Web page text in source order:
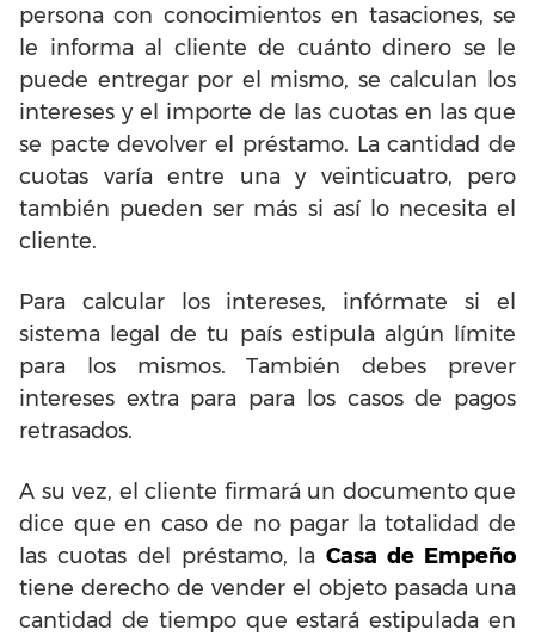
persona con conocimientos en tasaciones, se
le informa al cliente de cuánto dinero se le
puede entregar por el mismo, se calculan los
intereses y el importe de las cuotas en las que
se pacte devolver el préstamo. La cantidad de
cuotas varía entre una y veinticuatro, pero
también pueden ser más si así lo necesita el
cliente.
Para calcular los intereses, infórmate si el
sistema legal de tu país estipula algún límite
para los mismos. También debes prever
intereses extra para para los casos de pagos
retrasados.
A su vez, el cliente firmará un documento que
dice que en caso de no pagar la totalidad de
las cuotas del préstamo, laCasa de Empeño
tiene derecho de vender el objeto pasada una
cantidad de tiempo que estará estipulada en